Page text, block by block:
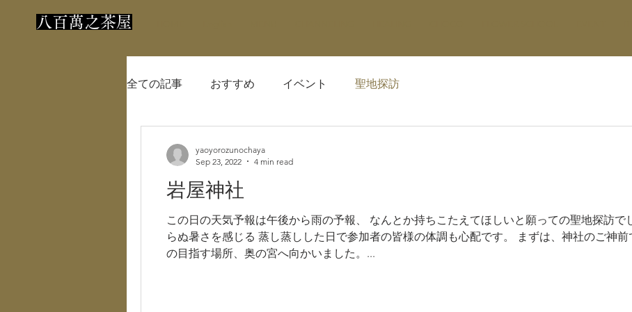
​八百萬之茶屋
全ての記事 おすすめ イベント 聖地探訪
岩屋神社
この日の天気予報は午後から雨の予報、 なんとか持ちこたえてほしいと願っての聖地探訪で
らぬ暑さを感じる 蒸し蒸しした日で参加者の皆様の体調も心配です。 まずは、神社のご神
の目指す場所、奥の宮へ向かいました。...
yaoyorozunochaya
Sep 23, 2022
4 min read